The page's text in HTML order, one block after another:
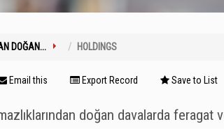
DOĞAN... HOLDINGS
Email this Export Record Save to List
doğan davalarda feragat